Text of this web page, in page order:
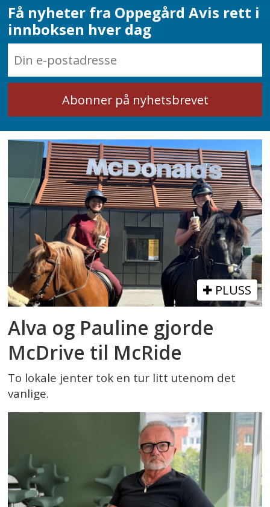
Få nyheter fra Oppegård Avis rett i
innboksen hver dag
PLUSS
Alva og Pauline gjorde
McDrive til McRide
To lokale jenter tok en tur litt utenom det
vanlige.